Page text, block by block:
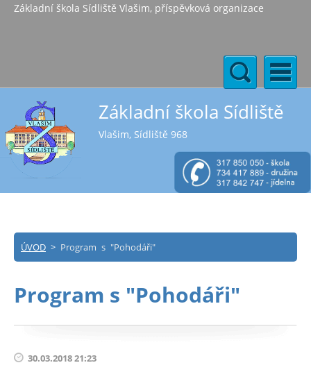
Základní škola Sídliště Vlašim, příspěvková organizace
Základní škola Sídliště
Vlašim, Sídliště 968
ÚVOD > Program s "Pohodáři"
Program s "Pohodáři"
30.03.2018 21:23